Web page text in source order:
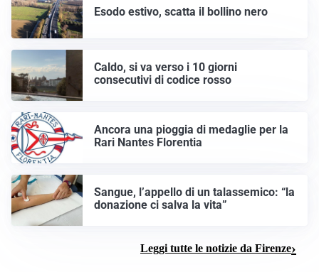
Esodo estivo, scatta il bollino nero
Caldo, si va verso i 10 giorni
consecutivi di codice rosso
Ancora una pioggia di medaglie per la
Rari Nantes Florentia
Sangue, l’appello di un talassemico: “la
donazione ci salva la vita”
Leggi tutte le notizie da Firenze